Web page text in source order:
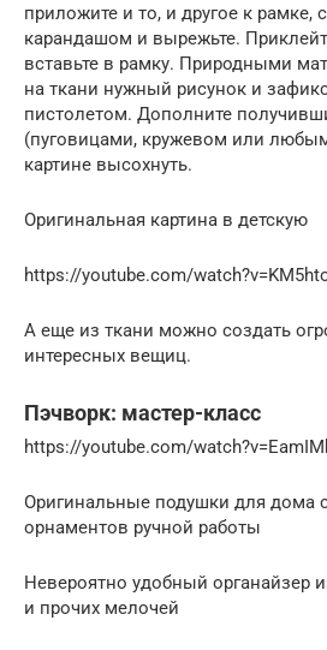
приложите и то, и другое к рамке,
карандашом и вырежьте.
вставьте в рамку. Природными
на ткани нужный рисунок и
пистолетом. Дополните
(пуговицами, кружевом или
картине высохнуть.
Оригинальная картина в детскую
https://youtube.com/
А еще из ткани можно создать
интересных вещиц.
Пэчворк: мастер-класс
https://youtube.com/
Оригинальные подушки для дома
орнаментов ручной работы
Невероятно удобный органайзер
и прочих мелочей